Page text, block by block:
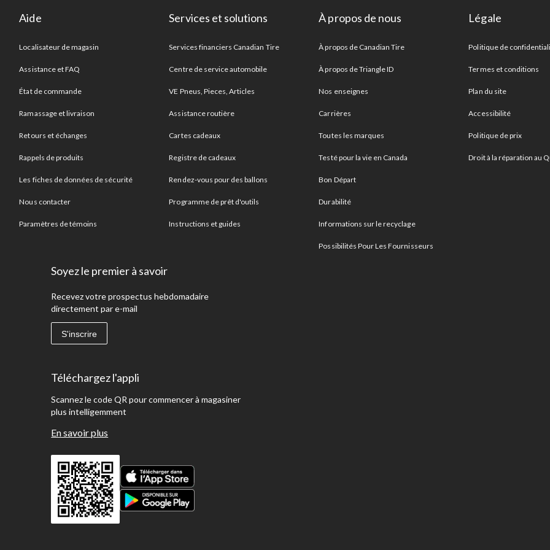
Aide
Localisateur de magasin
Assistance et FAQ
État de commande
Ramassage et livraison
Retours et échanges
Rappels de produits
Les fiches de données de sécurité
Nous contacter
Paramètres de témoins
Services et solutions
Services financiers Canadian Tire
Centre de service automobile
VE Pneus, Pieces, Articles
Assistance routière
Cartes cadeaux
Registre de cadeaux
Rendez-vous pour des ballons
Programme de prêt d'outils
Instructions et guides
À propos de nous
À propos de Canadian Tire
À propos de Triangle ID
Nos enseignes
Carrières
Toutes les marques
Testé pour la vie en Canada
Bon Départ
Durabilité
Informations sur le recyclage
Possibilités Pour Les Fournisseurs
Légale
Politique de
Termes et conditions
Plan du site
Accessibilité
Politique de prix
Droit à la réparation au
Soyez le premier à savoir
Recevez votre prospectus hebdomadaire
directement par e-mail
S'inscrire
Téléchargez l'appli
Scannez le code QR pour commencer à magasiner
plus intelligemment
En savoir plus